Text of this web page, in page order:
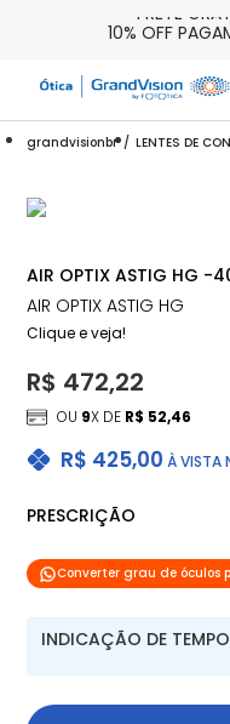
FRETE
10% OFF
15% OFF NA PRIMEIRA
32% OFF NO
grandvisionbr LENTES DE
AIR OPTIX ASTIG HG -
AIR OPTIX ASTIG HG
Clique e veja!
R$ 425,00 À VISTA
R$ 472,22
OU 9X DE R$ 52,46
PRESCRIÇÃO
Converter grau de óculos
INDICAÇÃO DE